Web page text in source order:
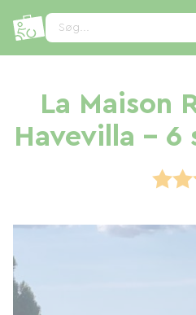
Søg...
La Maison
Havevilla - 6
CCookie-styringspanel